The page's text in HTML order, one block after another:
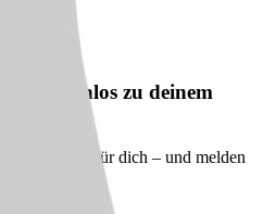
kostenlos zu deinem
Jobs für dich – und melden